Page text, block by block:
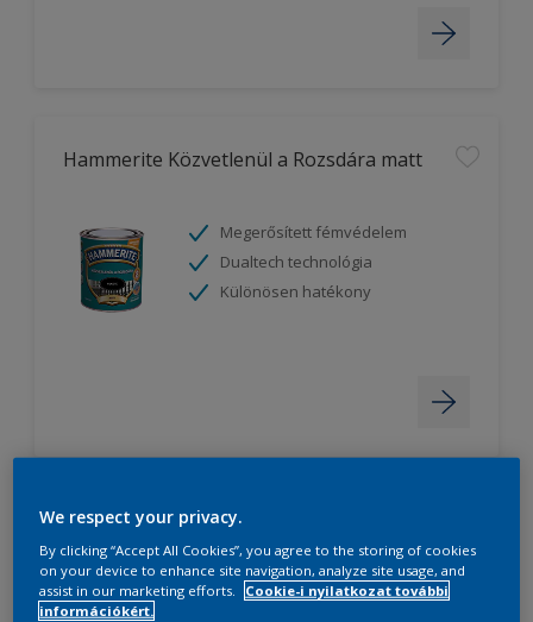
Hammerite Közvetlenül a Rozsdára matt
Megerősített fémvédelem
Dualtech technológia
Különösen hatékony
Dulux EasyCare+ Fehér
Ellenáll a foltoknak
We respect your privacy.
By clicking “Accept All Cookies”, you agree to the storing of cookies
on your device to enhance site navigation, analyze site usage, and
assist in our marketing efforts.
Cookie-i nyilatkozat további
információkért.